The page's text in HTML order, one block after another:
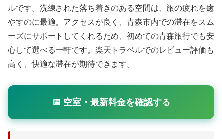
ルです。洗練された落ち着きのある空間は、旅の疲れを癒
やすのに最適。アクセスが良く、青森市内での滞在をスム
ーズにサポートしてくれるため、初めての青森旅行でも安
心して選べる一軒です。楽天トラベルでのレビュー評価も
高く、快適な滞在が期待できます。
📅 空室・最新料金を確認する